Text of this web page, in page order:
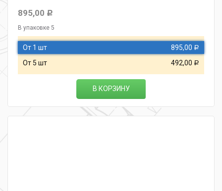
895,00 Р
В упаковке 5
От 1 шт 895,00 Р
От 5 шт 492,00 Р
В КОРЗИНУ